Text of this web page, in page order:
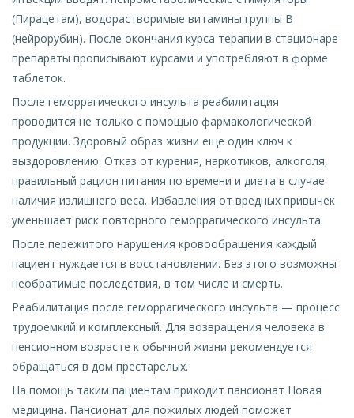
(Пирацетам), водорастворимые витамины группы В
(нейрорубин). После окончания курса терапии в стационаре
препараты прописывают курсами и употребляют в форме
таблеток.
После геморрагического инсульта реабилитация
проводится не только с помощью фармакологической
продукции. Здоровый образ жизни еще один ключ к
выздоровлению. Отказ от курения, наркотиков, алкоголя,
правильный рацион питания по времени и диета в случае
наличия излишнего веса. Избавления от вредных привычек
уменьшает риск повторного геморрагического инсульта.
После пережитого нарушения кровообращения каждый
пациент нуждается в восстановлении. Без этого возможны
необратимые последствия, в том числе и смерть.
Реабилитация после геморрагического инсульта — процесс
трудоемкий и комплексный. Для возвращения человека в
пенсионном возрасте к обычной жизни рекомендуется
обращаться в дом престарелых.
На помощь таким пациентам приходит пансионат Новая
медицина. Пансионат для пожилых людей поможет